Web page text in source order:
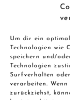
Um dir ein
Technologien wie
speichern und/
Technologien
Surfverhalten
verarbeiten.
zurückziehst,